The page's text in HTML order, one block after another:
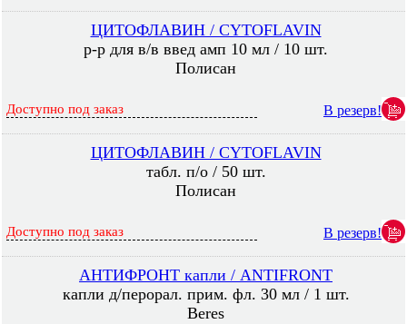
ЦИТОФЛАВИН / CYTOFLAVIN
р-р для в/в введ амп 10 мл / 10 шт.
Полисан
Доступно под заказ В резерв!
ЦИТОФЛАВИН / CYTOFLAVIN
табл. п/о / 50 шт.
Полисан
Доступно под заказ В резерв!
АНТИФРОНТ капли / ANTIFRONT
капли д/перорал. прим. фл. 30 мл / 1 шт.
Beres